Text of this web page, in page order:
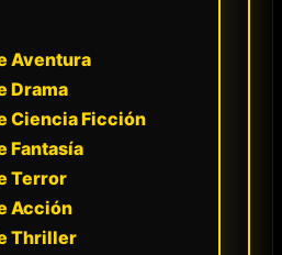
Aventura
Drama
Ciencia Ficción
Fantasía
Terror
Acción
Thriller